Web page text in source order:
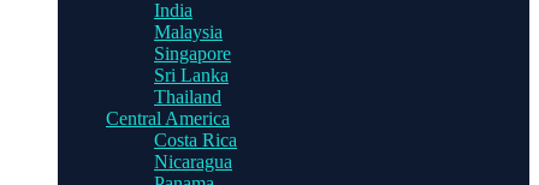
India
Malaysia
Singapore
Sri Lanka
Thailand
Central America
Costa Rica
Nicaragua